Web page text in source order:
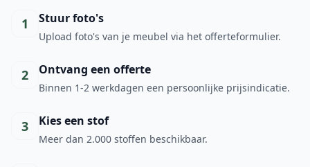
1 Stuur foto's
Upload foto's van je meubel via het offerteformulier.
2 Ontvang een offerte
Binnen 1-2 werkdagen een persoonlijke prijsindicatie.
3 Kies een stof
Meer dan 2.000 stoffen beschikbaar.